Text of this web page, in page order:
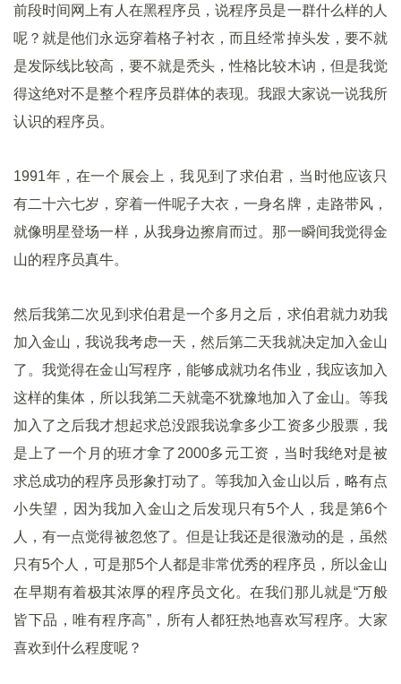
前段时间网上有人在黑程序员，说程序员是一群什么样的人
呢？就是他们永远穿着格子衬衣，而且经常掉头发，要不就
是发际线比较高，要不就是秃头，性格比较木讷，但是我觉
得这绝对不是整个程序员群体的表现。我跟大家说一说我所
认识的程序员。
1991年，在一个展会上，我见到了求伯君，当时他应该只
有二十六七岁，穿着一件呢子大衣，一身名牌，走路带风，
就像明星登场一样，从我身边擦肩而过。那一瞬间我觉得金
山的程序员真牛。
然后我第二次见到求伯君是一个多月之后，求伯君就力劝我
加入金山，我说我考虑一天，然后第二天我就决定加入金山
了。我觉得在金山写程序，能够成就功名伟业，我应该加入
这样的集体，所以我第二天就毫不犹豫地加入了金山。等我
加入了之后我才想起求总没跟我说拿多少工资多少股票，我
是上了一个月的班才拿了2000多元工资，当时我绝对是被
求总成功的程序员形象打动了。等我加入金山以后，略有点
小失望，因为我加入金山之后发现只有5个人，我是第6个
人，有一点觉得被忽悠了。但是让我还是很激动的是，虽然
只有5个人，可是那5个人都是非常优秀的程序员，所以金山
在早期有着极其浓厚的程序员文化。在我们那儿就是“万般
皆下品，唯有程序高”，所有人都狂热地喜欢写程序。大家
喜欢到什么程度呢？